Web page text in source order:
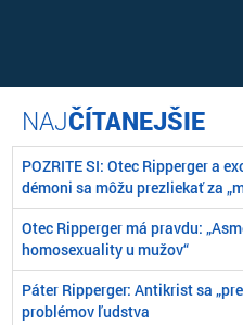
ČÍTANEJŠIE
POZRITE SI: Otec Ripperger a
démoni sa môžu prezliekať za
Otec Ripperger má pravdu:
homosexuality u mužov“
Páter Ripperger: Antikrist sa
problémov ľudstva